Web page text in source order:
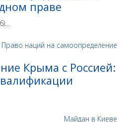
праве
Крыма с Россией: